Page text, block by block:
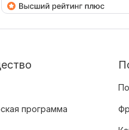
программа